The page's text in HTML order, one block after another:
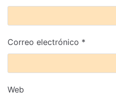
Correo electrónico *
Web